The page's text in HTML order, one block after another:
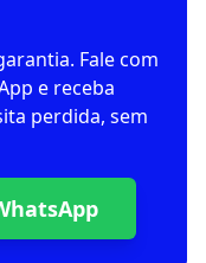
Fale com
e receba
perdida, sem